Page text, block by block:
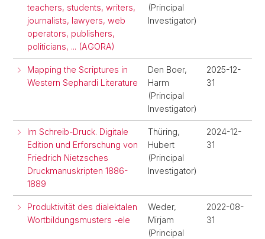
teachers, students, writers,
journalists, lawyers, web
operators, publishers,
politicians, ... (AGORA)
(Principal
Investigator)
Mapping the Scriptures in
Western Sephardi Literature
Den Boer,
Harm
(Principal
Investigator)
2025-12-
31
Im Schreib-Druck. Digitale
Edition und Erforschung von
Friedrich Nietzsches
Druckmanuskripten 1886-
1889
Thüring,
Hubert
(Principal
Investigator)
2024-12-
31
Produktivität des dialektalen
Wortbildungsmusters -ele
Weder,
Mirjam
(Principal
2022-08-
31